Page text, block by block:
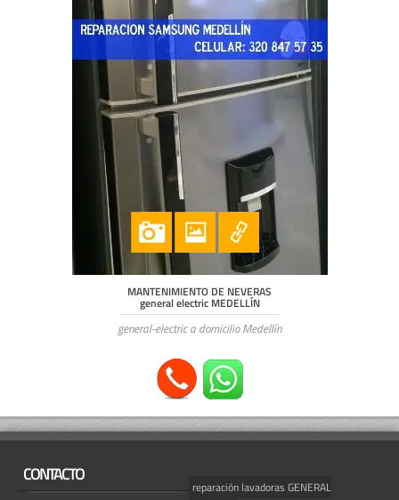
MANTENIMIENTO DE NEVERAS
general electric MEDELLÍN
general-electric a domicilio Medellín
CONTACTO
reparación lavadoras GENERAL